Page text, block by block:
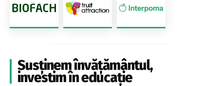
Susținem învățământul,
investim în educație